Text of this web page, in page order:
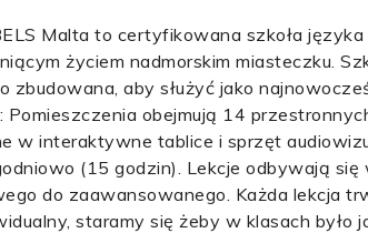
Malta to certyfikowana szkoła języka
życiem nadmorskim miasteczku.
zbudowana, aby służyć jako
: Pomieszczenia obejmują 14
w interaktywne tablice i sprzęt
(15 godzin). Lekcje odbywają się
do zaawansowanego. Każda lekcja
staramy się żeby w klasach było